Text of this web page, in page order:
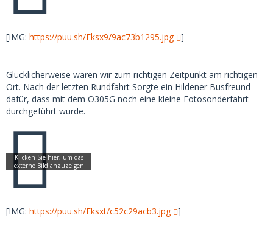
[IMG: https://puu.sh/Eksx9/9ac73b1295.jpg ]
Glücklicherweise waren wir zum richtigen Zeitpunkt am richtigen
Ort. Nach der letzten Rundfahrt Sorgte ein Hildener Busfreund
dafür, dass mit dem O305G noch eine kleine Fotosonderfahrt
durchgeführt wurde.
[IMG: https://puu.sh/Eksxt/c52c29acb3.jpg ]